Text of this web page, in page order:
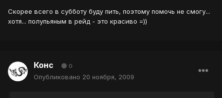
Скорее всего в субботу буду пить, поэтому помочь не смогу...
хотя... полупьяным в рейд - это красиво =))
Конс 0
Опубликовано 20 ноября, 2009